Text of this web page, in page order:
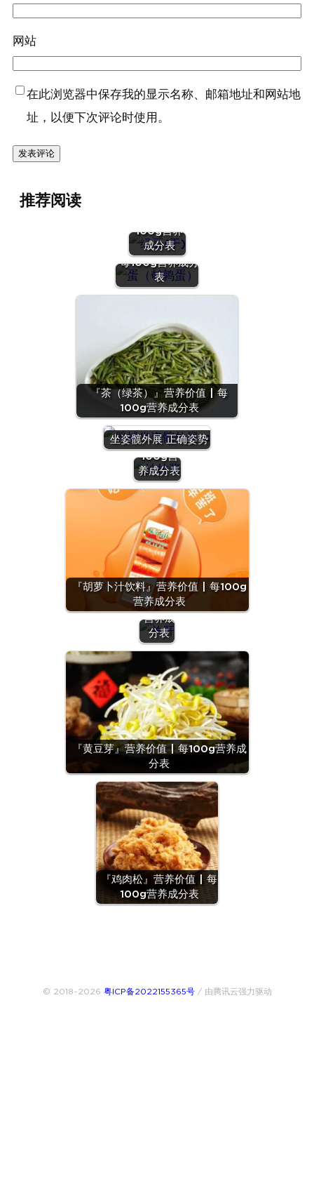
网站
在此浏览器中保存我的显示名称、邮箱地址和网站地
址，以便下次评论时使用。
推荐阅读
100g营养
成分表
『蛋（鹌鹑
蛋）』营养价值 |
每100g营养成分
表
『茶（绿茶）』营养价值 | 每
100g营养成分表
坐姿髋外展 正确姿势
『沙拉
酱』营养
价值 | 每
100g营
养成分表
『胡萝卜汁饮料』营养价值 | 每100g
营养成分表
『羊
肝』营
养价值
| 每
100g
营养成
分表
『黄豆芽』营养价值 | 每100g营养成
分表
『鸡肉松』营养价值 | 每
100g营养成分表
© 2018~2026 粤ICP备2022155365号/ 由腾讯云强力驱动